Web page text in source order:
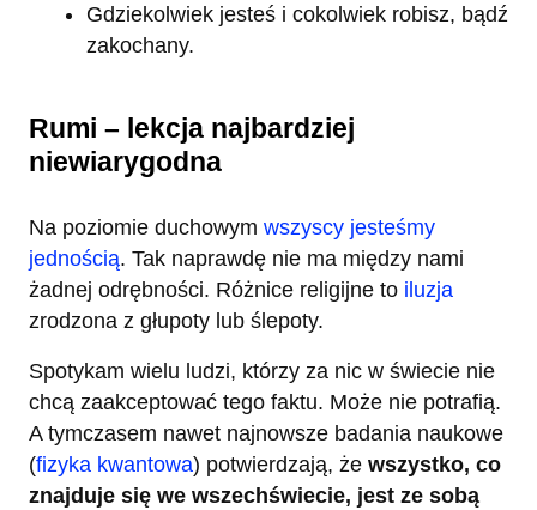
Gdziekolwiek jesteś i cokolwiek robisz, bądź
zakochany.
Rumi – lekcja najbardziej
niewiarygodna
Na poziomie duchowym wszyscy jesteśmy
jednością. Tak naprawdę nie ma między nami
żadnej odrębności. Różnice religijne to iluzja
zrodzona z głupoty lub ślepoty.
Spotykam wielu ludzi, którzy za nic w świecie nie
chcą zaakceptować tego faktu. Może nie potrafią.
A tymczasem nawet najnowsze badania naukowe
(fizyka kwantowa) potwierdzają, że wszystko, co
znajduje się we wszechświecie, jest ze sobą